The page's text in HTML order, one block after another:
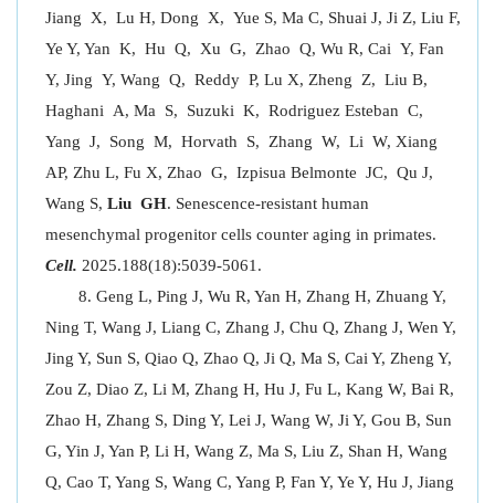
Jiang X, Lu H, Dong X, Yue S, Ma C, Shuai J, Ji Z, Liu F,
Ye Y, Yan K, Hu Q, Xu G, Zhao Q, Wu R, Cai Y, Fan
Y, Jing Y, Wang Q, Reddy P, Lu X, Zheng Z, Liu B,
Haghani A, Ma S, Suzuki K, Rodriguez Esteban C,
Yang J, Song M, Horvath S, Zhang W, Li W, Xiang
AP, Zhu L, Fu X, Zhao G, Izpisua Belmonte JC, Qu J,
Wang S, Liu GH. Senescence-resistant human
mesenchymal progenitor cells counter aging in primates.
Cell. 2025.188(18):5039-5061.
Geng L, Ping J, Wu R, Yan H, Zhang H, Zhuang Y,
Ning T, Wang J, Liang C, Zhang J, Chu Q, Zhang J, Wen Y,
Jing Y, Sun S, Qiao Q, Zhao Q, Ji Q, Ma S, Cai Y, Zheng Y,
Zou Z, Diao Z, Li M, Zhang H, Hu J, Fu L, Kang W, Bai R,
Zhao H, Zhang S, Ding Y, Lei J, Wang W, Ji Y, Gou B, Sun
G, Yin J, Yan P, Li H, Wang Z, Ma S, Liu Z, Shan H, Wang
Q, Cao T, Yang S, Wang C, Yang P, Fan Y, Ye Y, Hu J, Jiang